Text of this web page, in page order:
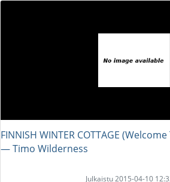
FINNISH WINTER COTTAGE
― Timo Wilderness
Julkaistu 2015-04-10